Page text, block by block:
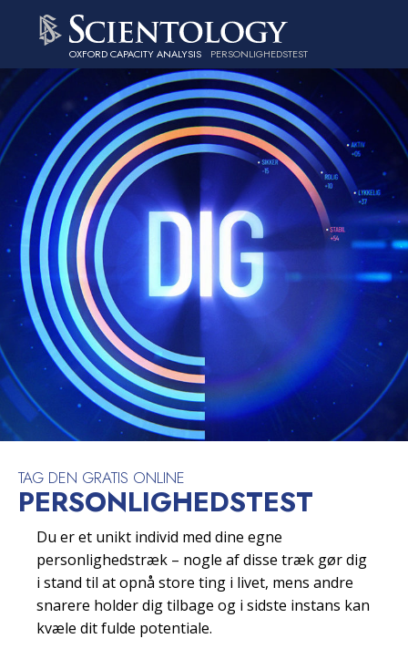
OXFORD CAPACITY ANALYSIS PERSONLIGHEDSTEST
TAG DEN GRATIS ONLINE
PERSONLIGHEDSTEST
Du er et unikt individ med dine egne
personlighedstræk – nogle af disse træk gør dig
i stand til at opnå store ting i livet, mens andre
snarere holder dig tilbage og i sidste instans kan
kvæle dit fulde potentiale.